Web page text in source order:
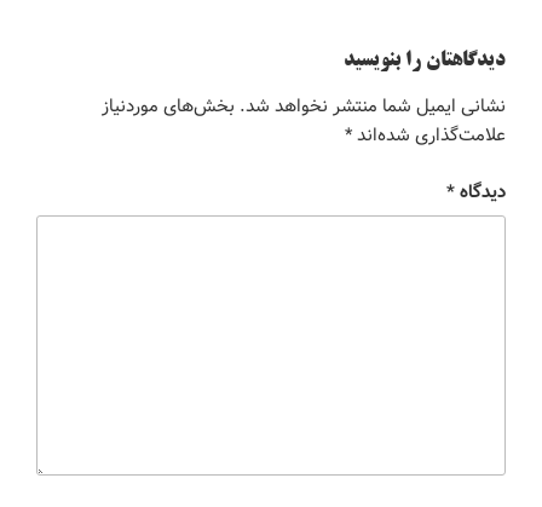
دیدگاهتان را بنویسید
نشانی ایمیل شما منتشر نخواهد شد. بخش‌های موردنیاز
علامت‌گذاری شده‌اند*
دیدگاه*